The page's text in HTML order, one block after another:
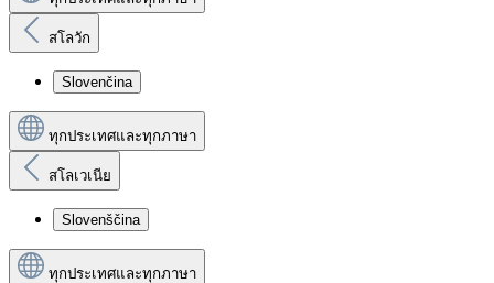
สโลวัก
Slovenčina
ทุกประเทศและทุกภาษา
สโลเวเนีย
Slovenščina
ทุกประเทศและทุกภาษา